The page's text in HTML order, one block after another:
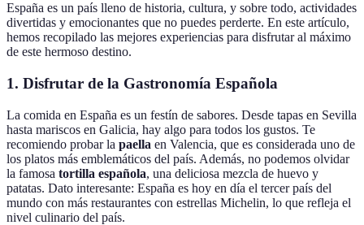
España es un país lleno de historia, cultura, y sobre todo, actividades
divertidas y emocionantes que no puedes perderte. En este artículo,
hemos recopilado las mejores experiencias para disfrutar al máximo
de este hermoso destino.
1. Disfrutar de la Gastronomía Española
La comida en España es un festín de sabores. Desde tapas en Sevilla
hasta mariscos en Galicia, hay algo para todos los gustos. Te
recomiendo probar la paella en Valencia, que es considerada uno de
los platos más emblemáticos del país. Además, no podemos olvidar
la famosa tortilla española, una deliciosa mezcla de huevo y
patatas. Dato interesante: España es hoy en día el tercer país del
mundo con más restaurantes con estrellas Michelin, lo que refleja el
nivel culinario del país.